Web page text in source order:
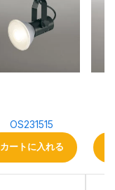
OS231515
カートに入れる